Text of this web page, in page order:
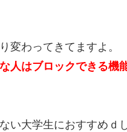
変わってきてますよ。
人はブロックできる機
い大学生におすすめｄ